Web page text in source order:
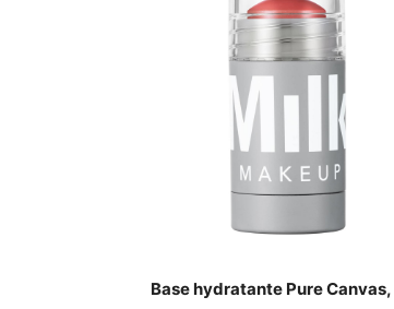
Base hydratante Pure Canvas,